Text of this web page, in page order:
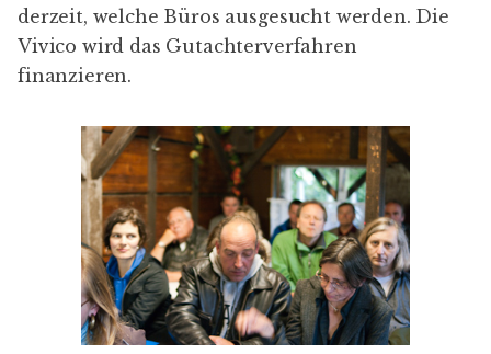
derzeit, welche Büros ausgesucht werden. Die
Vivico wird das Gutachterverfahren
finanzieren.